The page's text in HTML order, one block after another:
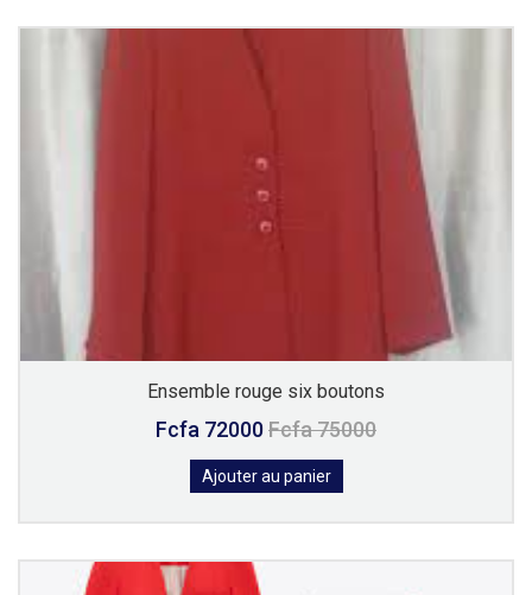
Ensemble rouge six boutons
Fcfa 72000Fcfa 75000
Ajouter au panier